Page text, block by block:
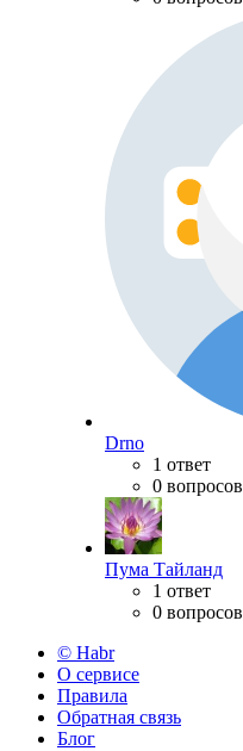
Drno
1 ответ
0 вопросов
Пума Тайланд
1 ответ
0 вопросов
© Habr
О сервисе
Правила
Обратная связь
Блог